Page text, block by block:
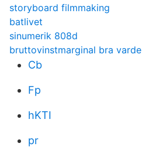
storyboard filmmaking
batlivet
sinumerik 808d
bruttovinstmarginal bra varde
Cb
Fp
hKTI
pr